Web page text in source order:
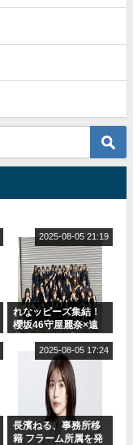
れなッピーズ集結！
櫻坂46守屋麗奈×遠
ット！」水曜スタジ
オ出演決定
2025-08-05 21:19
長濱ねる、事務所移
籍 フラーム所属を発
2025-08-05 17:24